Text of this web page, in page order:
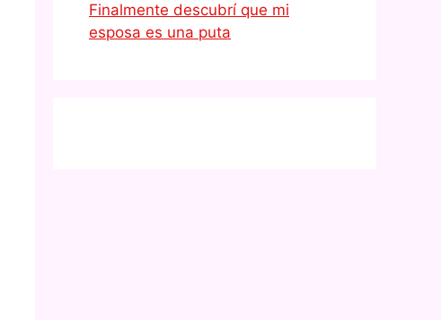
Finalmente descubrí que mi
esposa es una puta